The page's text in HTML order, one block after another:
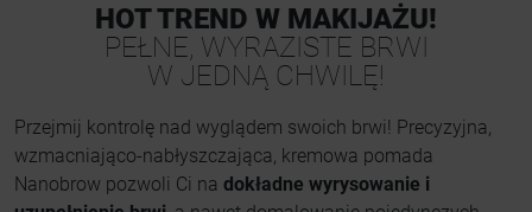
HOT TREND W MAKIJAŻU!
PEŁNE, WYRAZISTE BRWI
W JEDNĄ CHWILĘ!
Przejmij kontrolę nad wyglądem swoich brwi! Precyzyjna,
wzmacniająco-nabłyszczająca, kremowa pomada
Nanobrow pozwoli Ci na dokładne wyrysowanie i